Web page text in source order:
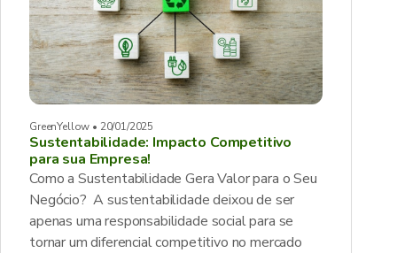
GreenYellow • 20/01/2025
Sustentabilidade: Impacto Competitivo
para sua Empresa!
Como a Sustentabilidade Gera Valor para o Seu
Negócio? A sustentabilidade deixou de ser
apenas uma responsabilidade social para se
tornar um diferencial competitivo no mercado